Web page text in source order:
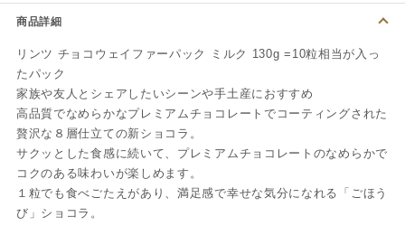
商品詳細
リンツ チョコウェイファーパック ミルク 130g =10粒相当が入っ
たパック
家族や友人とシェアしたいシーンや手土産におすすめ
高品質でなめらかなプレミアムチョコレートでコーティングされた
贅沢な８層仕立ての新ショコラ。
サクッとした食感に続いて、プレミアムチョコレートのなめらかで
コクのある味わいが楽しめます。
１粒でも食べごたえがあり、満足感で幸せな気分になれる「ごほう
び」ショコラ。